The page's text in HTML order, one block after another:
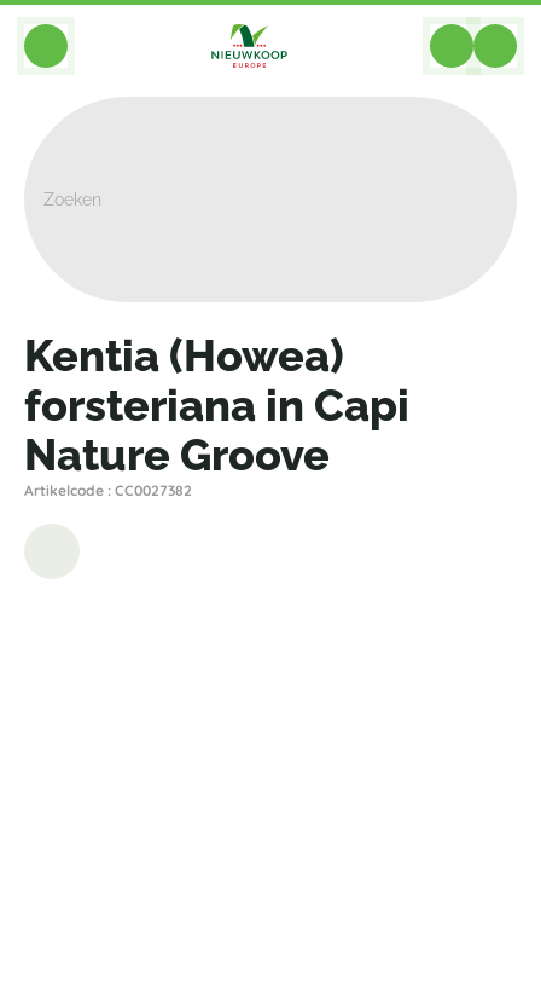
BACK
Kentia (Howea)
forsteriana in Capi
Nature Groove
Artikelcode : CC0027382